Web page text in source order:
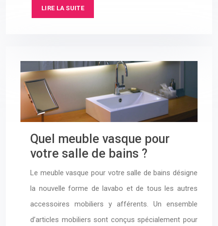
LIRE LA SUITE
Quel meuble vasque pour
votre salle de bains ?
Le meuble vasque pour votre salle de bains désigne
la nouvelle forme de lavabo et de tous les autres
accessoires mobiliers y afférents. Un ensemble
d’articles mobiliers sont conçus spécialement pour